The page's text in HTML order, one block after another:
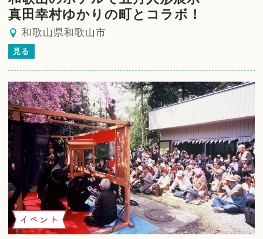
真田幸村ゆかりの町とコラボ！
和歌山県和歌山市
見る
イベント